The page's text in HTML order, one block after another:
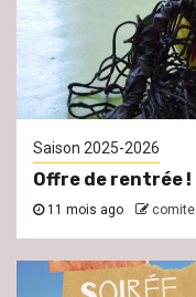
Saison 2025-2026
Offre de rentrée !
11 mois ago comite